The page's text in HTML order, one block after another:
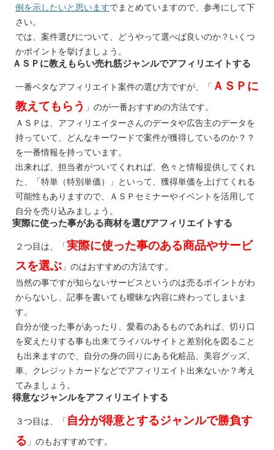
例を示したいと思いますでまとめていますので、参考にして下
さい。
では、案件選びについて、どうやって選べば良いのか？いくつ
かポイントを挙げましょう。
ＡＳＰに教えもらい売れ筋ジャンルでアフィリエイトする
一番ベタなアフィリエイト案件の選び方ですが、「 ＡＳＰに
教えてもらう 」のが一番おすすめの方法です。
ＡＳＰは、アフィリエイターさんのデータや広告主のデータを
持っていて、どんなキーワードで案件が獲得しているのか？？
を一番情報を持っています。
出来れば、担当者がついてくれれば、色々と情報提供してくれ
た、「特単（特別単価）」といって、獲得単価を上げてくれる
可能性もありますので、ＡＳＰセミナーやイベントを活用して
自分を売り込みましょう。
実際に使った事がある商材を選びアフィリエイトする
２つ目は、「実際に使った事のある商品やサービ
スを選ぶ 」のはおすすめの方法です。
当然の事ですが知らないサービスというのは売るポイントがわ
からないし、記事を書いても曖昧な内容に終わってしまいま
す。
自分が使った事があったり、愛着のあるものであれば、切り口
を変えたりする事も出来てライバルサイトと差別化を図ること
も出来ますので、自分の身の回りにある化粧品、美容グッズ、
車、クレジットカードなどでアフィリエイト出来ないか？考え
てみましょう。
得意なジャンルをアフィリエイトする
３つ目は、「自分が得意とするジャンルで勝負す
る 」のもおすすめです。